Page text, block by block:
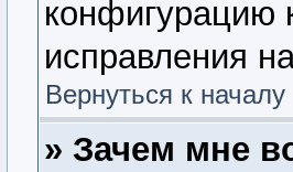
конфигурацию
исправления
Вернуться к началу
» Зачем мне